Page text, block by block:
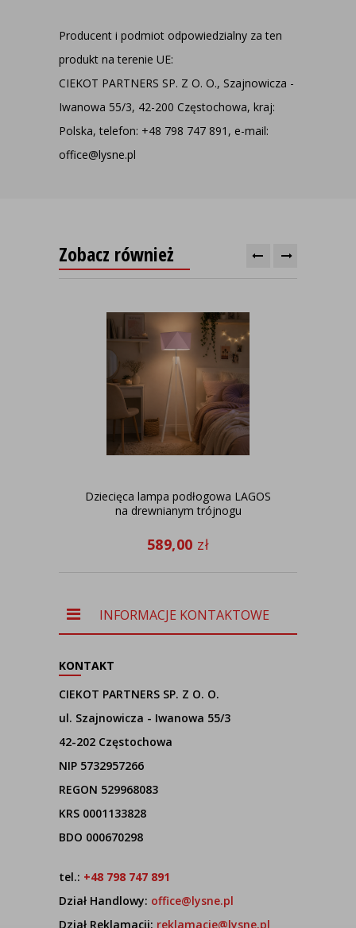
Producent i podmiot odpowiedzialny za ten
produkt na terenie UE:
CIEKOT PARTNERS SP. Z O. O., Szajnowicza -
Iwanowa 55/3, 42-200 Częstochowa, kraj:
Polska, telefon: +48 798 747 891, e-mail:
office@lysne.pl
Zobacz również
Dziecięca lampa podłogowa LAGOS
na drewnianym trójnogu
589,00 zł
INFORMACJE KONTAKTOWE
KONTAKT
CIEKOT PARTNERS SP. Z O. O.
ul. Szajnowicza - Iwanowa 55/3
42-202 Częstochowa
NIP 5732957266
REGON 529968083
KRS 0001133828
BDO 000670298
tel.: +48 798 747 891
Dział Handlowy: office@lysne.pl
Dział Reklamacji: reklamacje@lysne.pl